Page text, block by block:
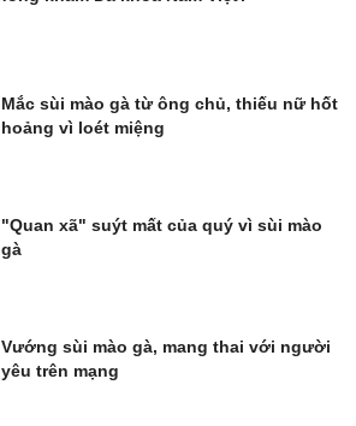
Mắc sùi mào gà từ ông chủ, thiếu nữ hốt
hoảng vì loét miệng
"Quan xã" suýt mất của quý vì sùi mào
gà
Vướng sùi mào gà, mang thai với người
yêu trên mạng